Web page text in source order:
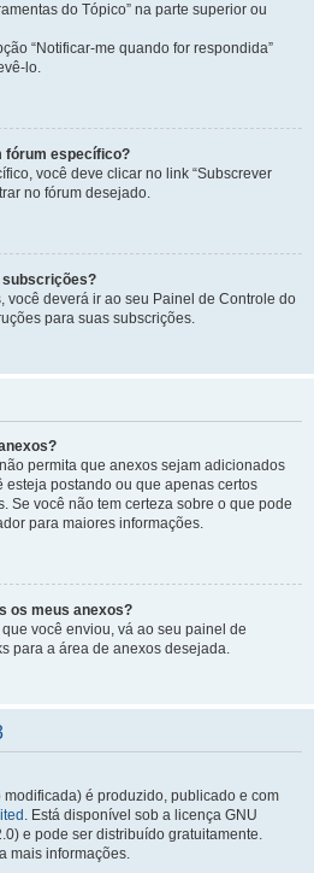
do Tópico” na parte superior ou
“Notificar-me quando for respondida”
lo.
fórum específico?
você deve clicar no link “Subscrever
no fórum desejado.
subscrições?
você deverá ir ao seu Painel de Controle do
para suas subscrições.
permita que anexos sejam adicionados
postando ou que apenas certos
Se você não tem certeza sobre o que pode
para maiores informações.
os meus anexos?
você enviou, vá ao seu painel de
para a área de anexos desejada.
modificada) é produzido, publicado e com
. Está disponível sob a licença GNU
e pode ser distribuído gratuitamente.
mais informações.